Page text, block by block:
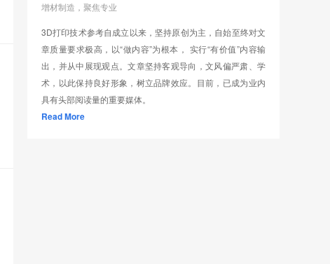
增材制造，聚焦专业
3D打印技术参考自成立以来，坚持原创为主，自始至终对文
章质量要求极高，以“做内容”为根本， 实行“有价值”内容输
出，并从中展现观点。文章坚持客观导向，文风偏严肃、学
术，以此保持良好形象，树立品牌效应。目前，已成为业内
具有头部阅读量的重要媒体。
Read More